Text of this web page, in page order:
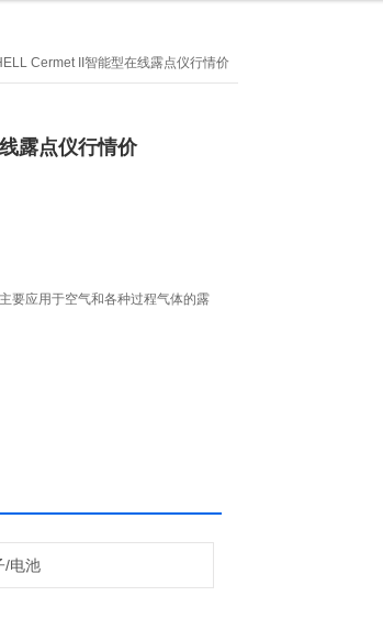
Cermet II智能型在线露点仪行情价
露点仪行情价
要应用于空气和各种过程气体的露
/电池